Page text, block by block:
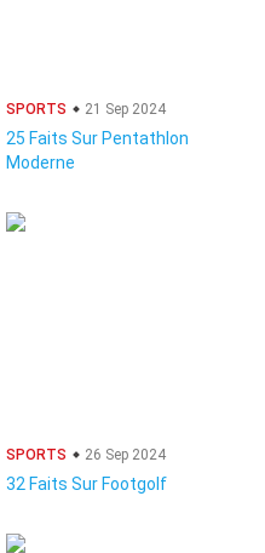
SPORTS 21 Sep 2024
25 Faits Sur Pentathlon
Moderne
SPORTS 26 Sep 2024
32 Faits Sur Footgolf